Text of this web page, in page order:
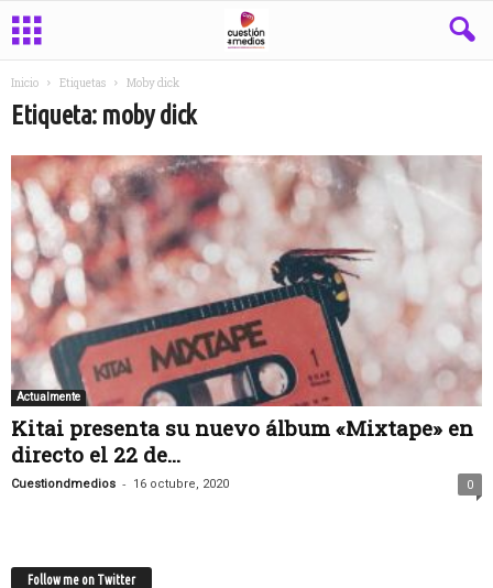
Inicio Etiquetas Moby dick
Etiqueta: moby dick
Actualmente
Kitai presenta su nuevo álbum «Mixtape» en
directo el 22 de...
Cuestiondmedios - 16 octubre, 2020 0
Follow me on Twitter